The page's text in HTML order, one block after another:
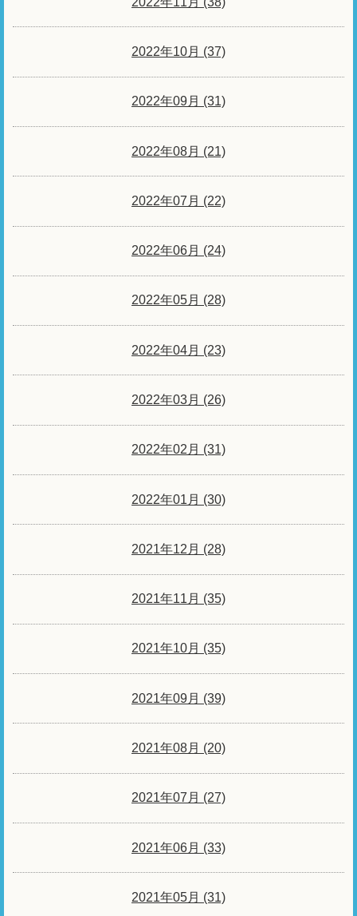
2022年10月 (37)
2022年09月 (31)
2022年08月 (21)
2022年07月 (22)
2022年06月 (24)
2022年05月 (28)
2022年04月 (23)
2022年03月 (26)
2022年02月 (31)
2022年01月 (30)
2021年12月 (28)
2021年11月 (35)
2021年10月 (35)
2021年09月 (39)
2021年08月 (20)
2021年07月 (27)
2021年06月 (33)
2021年05月 (31)